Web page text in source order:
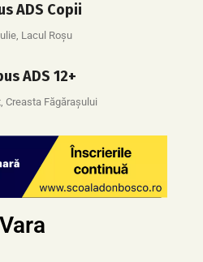
ADS Copii
Lacul Roșu
ADS 12+
Creasta Făgărașului